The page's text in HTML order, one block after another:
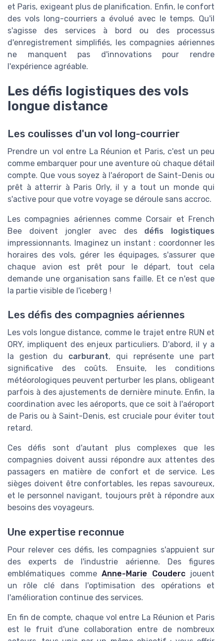
et Paris, exigeant plus de planification. Enfin, le confort
des vols long-courriers a évolué avec le temps. Qu'il
s'agisse des services à bord ou des processus
d'enregistrement simplifiés, les compagnies aériennes
ne manquent pas d'innovations pour rendre
l'expérience agréable.
Les défis logistiques des vols
longue distance
Les coulisses d'un vol long-courrier
Prendre un vol entre La Réunion et Paris, c'est un peu
comme embarquer pour une aventure où chaque détail
compte. Que vous soyez à l'aéroport de Saint-Denis ou
prêt à atterrir à Paris Orly, il y a tout un monde qui
s'active pour que votre voyage se déroule sans accroc.
Les compagnies aériennes comme Corsair et French
Bee doivent jongler avec des défis logistiques
impressionnants. Imaginez un instant : coordonner les
horaires des vols, gérer les équipages, s'assurer que
chaque avion est prêt pour le départ, tout cela
demande une organisation sans faille. Et ce n'est que
la partie visible de l'iceberg !
Les défis des compagnies aériennes
Les vols longue distance, comme le trajet entre RUN et
ORY, impliquent des enjeux particuliers. D'abord, il y a
la gestion du carburant, qui représente une part
significative des coûts. Ensuite, les conditions
météorologiques peuvent perturber les plans, obligeant
parfois à des ajustements de dernière minute. Enfin, la
coordination avec les aéroports, que ce soit à l'aéroport
de Paris ou à Saint-Denis, est cruciale pour éviter tout
retard.
Ces défis sont d'autant plus complexes que les
compagnies doivent aussi répondre aux attentes des
passagers en matière de confort et de service. Les
sièges doivent être confortables, les repas savoureux,
et le personnel navigant, toujours prêt à répondre aux
besoins des voyageurs.
Une expertise reconnue
Pour relever ces défis, les compagnies s'appuient sur
des experts de l'industrie aérienne. Des figures
emblématiques comme Anne-Marie Coudercjouent
un rôle clé dans l'optimisation des opérations et
l'amélioration continue des services.
En fin de compte, chaque vol entre La Réunion et Paris
est le fruit d'une collaboration entre de nombreux